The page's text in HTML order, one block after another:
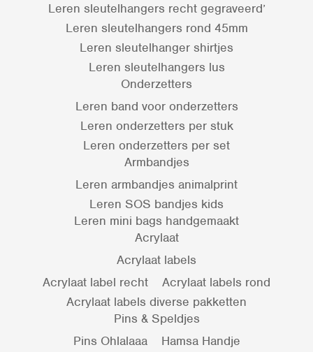
Leren sleutelhangers recht gegraveerd’
Leren sleutelhangers rond 45mm
Leren sleutelhanger shirtjes
Leren sleutelhangers lus
Onderzetters
Leren band voor onderzetters
Leren onderzetters per stuk
Leren onderzetters per set
Armbandjes
Leren armbandjes animalprint
Leren SOS bandjes kids
Leren mini bags handgemaakt
Acrylaat
Acrylaat labels
Acrylaat label recht
Acrylaat labels rond
Acrylaat labels diverse pakketten
Pins & Speldjes
Pins Ohlalaaa
Hamsa Handje